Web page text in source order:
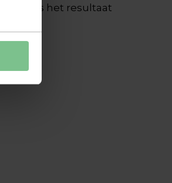
is het resultaat